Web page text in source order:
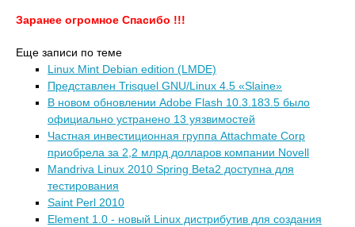
Заранее огромное Спасибо !!!
Еще записи по теме
Linux Mint Debian edition (LMDE)
Представлен Trisquel GNU/Linux 4.5 «Slaine»
В новом обновлении Adobe Flash 10.3.183.5 было
официально устранено 13 уязвимостей
Частная инвестиционная группа Attachmate Corp
приобрела за 2,2 млрд долларов компании Novell
Mandriva Linux 2010 Spring Beta2 доступна для
тестирования
Saint Perl 2010
Element 1.0 - новый Linux дистрибутив для создания